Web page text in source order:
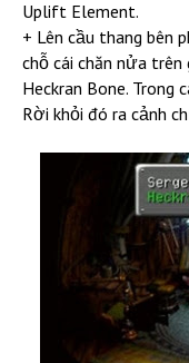
Uplift Element.
+ Lên cầu thang bên
chỗ cái chăn nửa
Heckran Bone. Trong
Rời khỏi đó ra cảnh